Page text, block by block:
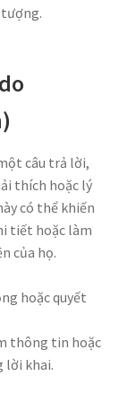
câu trả lời,
thích hoặc lý
có thể khiến
tiết hoặc làm
của họ.
hoặc quyết
thông tin hoặc
lời khai.